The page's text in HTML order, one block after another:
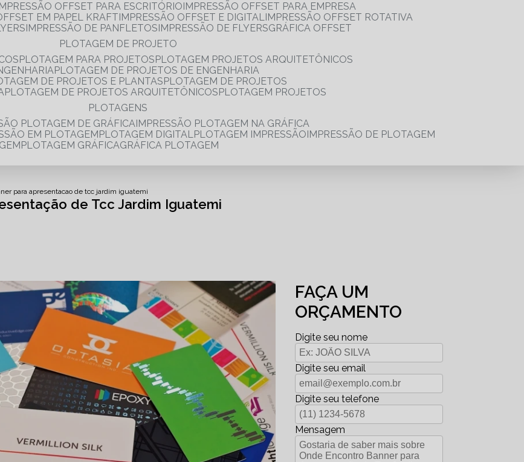
IMPRESSÃO OFFSET PARA ESCRITÓRIO IMPRESSÃO OFFSET PARA EMPRESA
EM PAPEL KRAFT IMPRESSÃO OFFSET E DIGITAL IMPRESSÃO OFFSET ROTATIVA
IMPRESSÃO DE PANFLETOS IMPRESSÃO DE FLYERS
GRÁFICA OFFSET
PLOTAGEM DE PROJETO
PLOTAGEM PARA PROJETOS
PLOTAGEM PROJETOS ARQUITETÔNICOS
PLOTAGEM DE PROJETOS DE ENGENHARIA
DE PROJETOS E PLANTAS
PLOTAGEM DE PROJETOS
PLOTAGEM DE PROJETOS ARQUITETÔNICOS
PLOTAGEM PROJETOS
PLOTAGENS
PLOTAGEM DE GRÁFICA IMPRESSÃO PLOTAGEM NA GRÁFICA
EM PLOTAGEM PLOTAGEM DIGITAL PLOTAGEM IMPRESSÃO IMPRESSÃO DE PLOTAGEM
PLOTAGEM GRÁFICA GRÁFICA PLOTAGEM
para apresentacao de tcc jardim iguatemi
de Tcc Jardim Iguatemi
FAÇA UM
ORÇAMENTO
Digite seu nome
Digite seu email
Digite seu telefone
Mensagem